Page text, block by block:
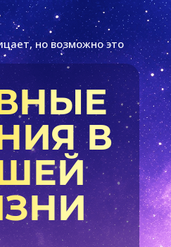
но возможно это
В